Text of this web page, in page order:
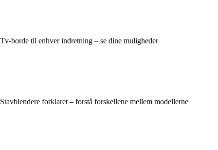
Tv-borde til enhver indretning – se dine muligheder
Stavblendere forklaret – forstå forskellene mellem modellerne